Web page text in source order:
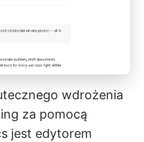
wdrożenia
za pomocą
jest edytorem